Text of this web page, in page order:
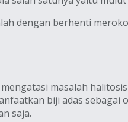
dengan berhenti
masalah
biji adas
saja.